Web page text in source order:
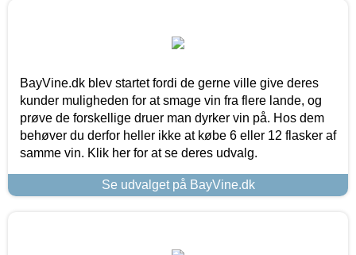
BayVine.dk blev startet fordi de gerne ville give deres
kunder muligheden for at smage vin fra flere lande, og
prøve de forskellige druer man dyrker vin på. Hos dem
behøver du derfor heller ikke at købe 6 eller 12 flasker af
samme vin. Klik her for at se deres udvalg.
Se udvalget på BayVine.dk